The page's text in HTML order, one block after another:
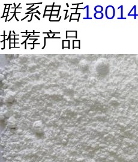
联系电话
推荐产品